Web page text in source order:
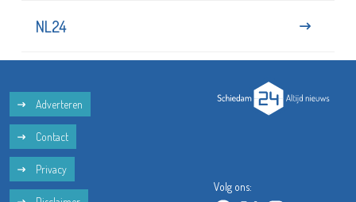
NL24
Adverteren
Contact
Privacy
Volg ons: